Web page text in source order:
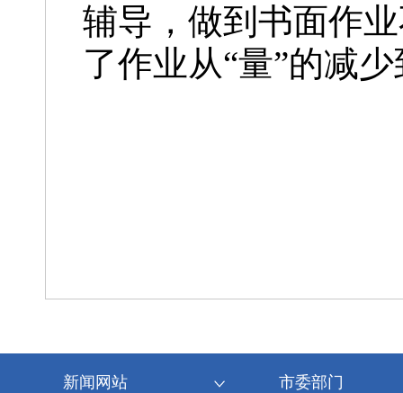
辅导，做到书面作
了作业从“量”的减
新闻网站 市委部门